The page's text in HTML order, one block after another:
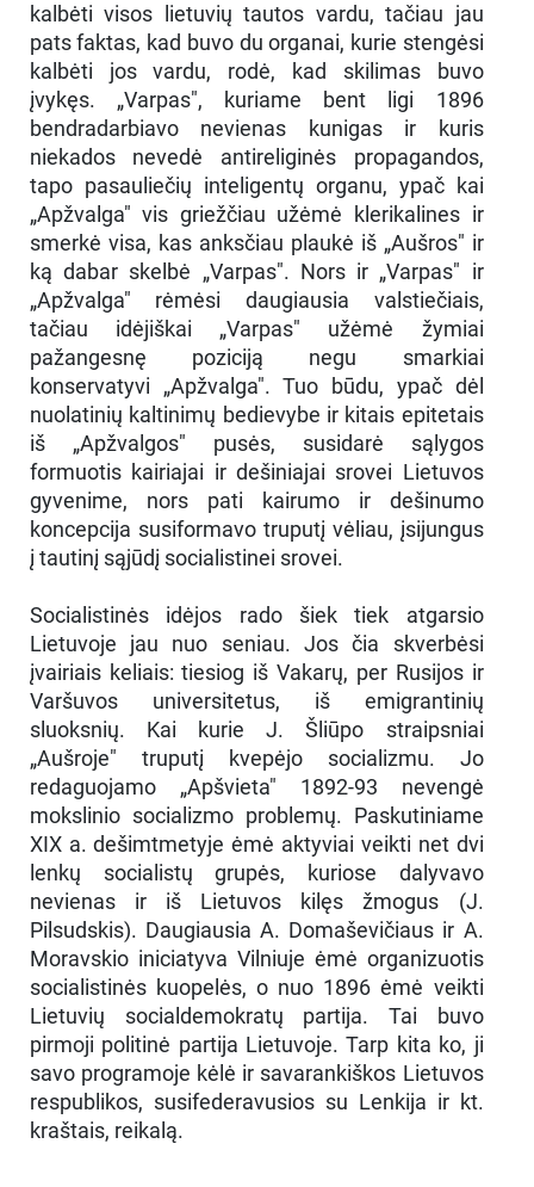
kalbėti visos lietuvių tautos vardu, tačiau jau
pats faktas, kad buvo du organai, kurie stengėsi
kalbėti jos vardu, rodė, kad skilimas buvo
įvykęs. „Varpas", kuriame bent ligi 1896
bendradarbiavo nevienas kunigas ir kuris
niekados nevedė antireliginės propagandos,
tapo pasauliečių inteligentų organu, ypač kai
„Apžvalga" vis griežčiau užėmė klerikalines ir
smerkė visa, kas anksčiau plaukė iš „Aušros" ir
ką dabar skelbė „Varpas". Nors ir „Varpas" ir
„Apžvalga" rėmėsi daugiausia valstiečiais,
tačiau idėjiškai „Varpas" užėmė žymiai
pažangesnę poziciją negu smarkiai
konservatyvi „Apžvalga". Tuo būdu, ypač dėl
nuolatinių kaltinimų bedievybe ir kitais epitetais
iš „Apžvalgos" pusės, susidarė sąlygos
formuotis kairiajai ir dešiniajai srovei Lietuvos
gyvenime, nors pati kairumo ir dešinumo
koncepcija susiformavo truputį vėliau, įsijungus
į tautinį sąjūdį socialistinei srovei.
Socialistinės idėjos rado šiek tiek atgarsio
Lietuvoje jau nuo seniau. Jos čia skverbėsi
įvairiais keliais: tiesiog iš Vakarų, per Rusijos ir
Varšuvos universitetus, iš emigrantinių
sluoksnių. Kai kurie J. Šliūpo straipsniai
„Aušroje" truputį kvepėjo socializmu. Jo
redaguojamo „Apšvieta" 1892-93 nevengė
mokslinio socializmo problemų. Paskutiniame
XIX a. dešimtmetyje ėmė aktyviai veikti net dvi
lenkų socialistų grupės, kuriose dalyvavo
nevienas ir iš Lietuvos kilęs žmogus (J.
Pilsudskis). Daugiausia A. Domaševičiaus ir A.
Moravskio iniciatyva Vilniuje ėmė organizuotis
socialistinės kuopelės, o nuo 1896 ėmė veikti
Lietuvių socialdemokratų partija. Tai buvo
pirmoji politinė partija Lietuvoje. Tarp kita ko, ji
savo programoje kėlė ir savarankiškos Lietuvos
respublikos, susifederavusios su Lenkija ir kt.
kraštais, reikalą.